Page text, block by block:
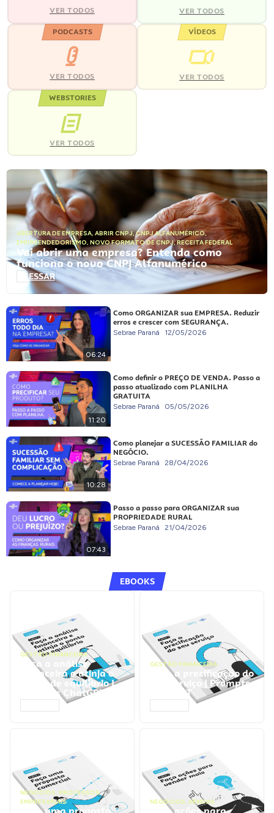
VER TODOS VER TODOS
PODCASTS
VER TODOS
VÍDEOS
VER TODOS
WEBSTORIES
VER TODOS
ABERTURA DE EMPRESA, ABRIR CNPJ,CNPJ ALFANUMÉRICO,
EMPREENDEDORISMO, NOVO FORMATO DE CNPJ,RECEITA FEDERAL
Vai abrir uma empresa? Entenda como
funciona o novo CNPJ Alfanumérico
ACESSAR
06:24
Como ORGANIZAR sua EMPRESA. Reduzir
erros e crescer com SEGURANÇA.
Sebrae Paraná 12/05/2026
11:20
Como definir o PREÇO DE VENDA. Passo a
passo atualizado com PLANILHA
GRATUITA
Sebrae Paraná 05/05/2026
10:28
Como planejar a SUCESSÃO FAMILIAR do
NEGÓCIO.
Sebrae Paraná 28/04/2026
07:43
Passo a passo para ORGANIZAR sua
PROPRIEDADE RURAL
Sebrae Paraná 21/04/2026
EBOOKS
GESTÃO FINANCEIRA
Faça a análise
financeira e atinja o
ponto de equilíbrio |
Prompts ChatGPT
GESTÃO FINANCEIRA
Faça a precificação do
seu serviço | Prompts
ChatGPT
NEGÓCIOS, PROCESSOS
EMPRESARIAIS
NEGÓCIOS, VENDAS